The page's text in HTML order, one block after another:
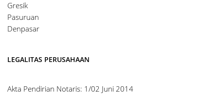
Gresik
Pasuruan
Denpasar
LEGALITAS PERUSAHAAN
Akta Pendirian Notaris: 1/02 Juni 2014